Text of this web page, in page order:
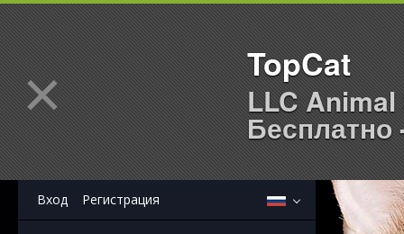
Вход Регистрация
× TopCat
LLC
Бесплатно